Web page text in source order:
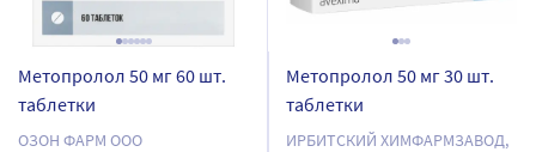
Метопролол 50 мг 60 шт.
таблетки
ОЗОН ФАРМ ООО
Метопролол 50 мг 30 шт.
таблетки
ИРБИТСКИЙ ХИМФАРМЗАВОД,